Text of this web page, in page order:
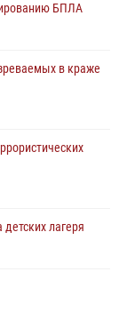
БПЛА
в краже
лагеря